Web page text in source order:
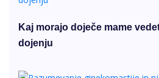
Kaj morajo doječe mame
dojenju